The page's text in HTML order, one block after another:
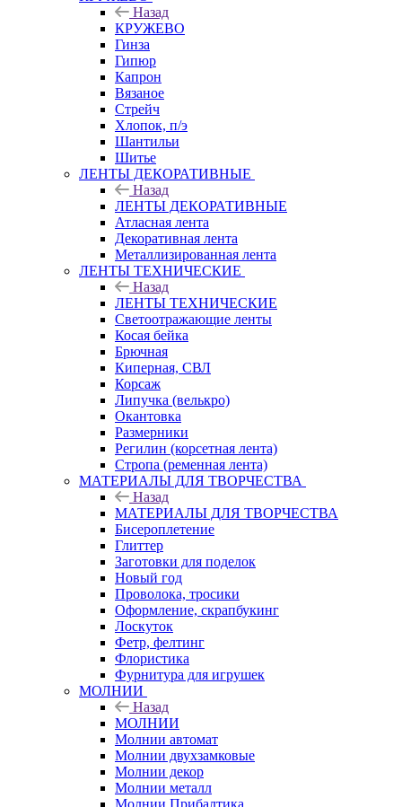
Назад
КРУЖЕВО
Гинза
Гипюр
Капрон
Вязаное
Стрейч
Хлопок, п/э
Шантильи
Шитье
ЛЕНТЫ ДЕКОРАТИВНЫЕ
Назад
ЛЕНТЫ ДЕКОРАТИВНЫЕ
Атласная лента
Декоративная лента
Металлизированная лента
ЛЕНТЫ ТЕХНИЧЕСКИЕ
Назад
ЛЕНТЫ ТЕХНИЧЕСКИЕ
Светоотражающие ленты
Косая бейка
Брючная
Киперная, СВЛ
Корсаж
Липучка (велькро)
Окантовка
Размерники
Регилин (корсетная лента)
Стропа (ременная лента)
МАТЕРИАЛЫ ДЛЯ ТВОРЧЕСТВА
Назад
МАТЕРИАЛЫ ДЛЯ ТВОРЧЕСТВА
Бисероплетение
Глиттер
Заготовки для поделок
Новый год
Проволока, тросики
Оформление, скрапбукинг
Лоскуток
Фетр, фелтинг
Флористика
Фурнитура для игрушек
МОЛНИИ
Назад
МОЛНИИ
Молнии автомат
Молнии двухзамковые
Молнии декор
Молнии металл
Молнии Прибалтика